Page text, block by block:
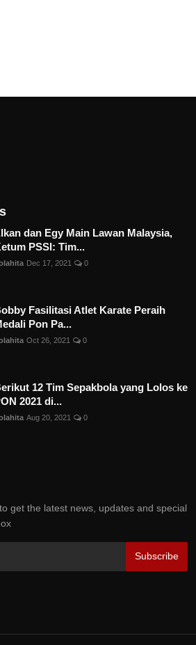
dan Egy Main Lawan Malaysia,
PSSI: Tim...
Dec 17, 2021 0
Fasilitasi Atlet Karate Peraih
Pon Pa...
Oct 26, 2021 0
12 Tim Sepakbola yang Lolos ke
2021 di...
Aug 20, 2021 0
get the latest news, updates and special
Subscribe